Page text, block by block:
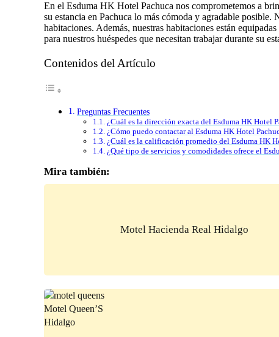
En el Esduma HK Hotel Pachuca nos comprometemos a
su estancia en Pachuca lo más cómoda y agradable
habitaciones. Además, nuestras habitaciones están
para nuestros huéspedes que necesitan trabajar durante su
Contenidos del Artículo
Preguntas Frecuentes
¿Cuál es la dirección exacta del Esduma HK Hotel
¿Cómo puedo contactar al Esduma HK Hotel
¿Cuál es la calificación promedio del Esduma HK
¿Qué tipo de servicios y comodidades ofrece el
Mira también:
Motel Hacienda Real Hidalgo